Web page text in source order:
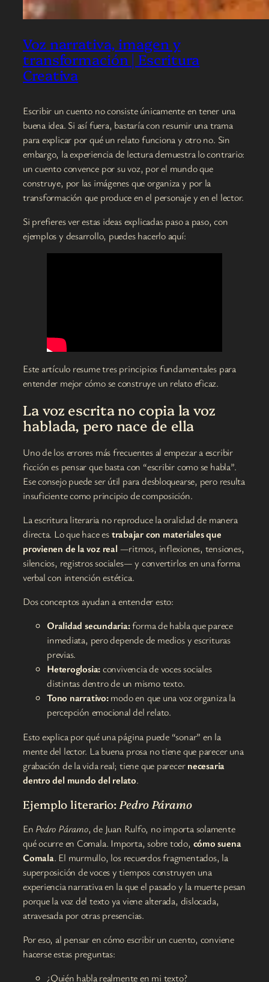
Voz narrativa, imagen y
transformación | Escritura
Creativa
Escribir un cuento no consiste únicamente en tener una
buena idea. Si así fuera, bastaría con resumir una trama
para explicar por qué un relato funciona y otro no. Sin
embargo, la experiencia de lectura demuestra lo contrario:
un cuento convence por su voz, por el mundo que
construye, por las imágenes que organiza y por la
transformación que produce en el personaje y en el lector.
Si prefieres ver estas ideas explicadas paso a paso, con
ejemplos y desarrollo, puedes hacerlo aquí:
Este artículo resume tres principios fundamentales para
entender mejor cómo se construye un relato eficaz.
La voz escrita no copia la voz
hablada, pero nace de ella
Uno de los errores más frecuentes al empezar a escribir
ficción es pensar que basta con “escribir como se habla”.
Ese consejo puede ser útil para desbloquearse, pero resulta
insuficiente como principio de composición.
La escritura literaria no reproduce la oralidad de manera
directa. Lo que hace estrabajar con materiales que
provienen de la voz real —ritmos, inflexiones, tensiones,
silencios, registros sociales— y convertirlos en una forma
verbal con intención estética.
Dos conceptos ayudan a entender esto:
Oralidad secundaria:forma de habla que parece
inmediata, pero depende de medios y escrituras
previas.
Heteroglosia:convivencia de voces sociales
distintas dentro de un mismo texto.
Tono narrativo:modo en que una voz organiza la
percepción emocional del relato.
Esto explica por qué una página puede “sonar” en la
mente del lector. La buena prosa no tiene que parecer una
grabación de la vida real; tiene que parecernecesaria
dentro del mundo del relato.
Ejemplo literario:Pedro Páramo
En Pedro Páramo, de Juan Rulfo, no importa solamente
qué ocurre en Comala. Importa, sobre todo, cómo suena
Comala. El murmullo, los recuerdos fragmentados, la
superposición de voces y tiempos construyen una
experiencia narrativa en la que el pasado y la muerte pesan
porque la voz del texto ya viene alterada, dislocada,
atravesada por otras presencias.
Por eso, al pensar en cómo escribir un cuento, conviene
hacerse estas preguntas:
¿Quién habla realmente en mi texto?